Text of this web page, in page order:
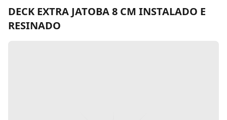
DECK EXTRA JATOBA 8 CM INSTALADO E
RESINADO